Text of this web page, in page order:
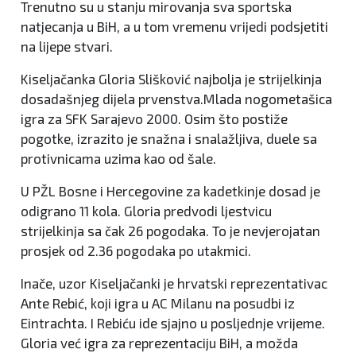
Trenutno su u stanju mirovanja sva sportska
natjecanja u BiH, a u tom vremenu vrijedi podsjetiti
na lijepe stvari.
Kiseljačanka Gloria Slišković najbolja je strijelkinja
dosadašnjeg dijela prvenstva.Mlada nogometašica
igra za SFK Sarajevo 2000. Osim što postiže
pogotke, izrazito je snažna i snalažljiva, duele sa
protivnicama uzima kao od šale.
U PŽL Bosne i Hercegovine za kadetkinje dosad je
odigrano 11 kola. Gloria predvodi ljestvicu
strijelkinja sa čak 26 pogodaka. To je nevjerojatan
prosjek od 2.36 pogodaka po utakmici.
Inače, uzor Kiseljačanki je hrvatski reprezentativac
Ante Rebić, koji igra u AC Milanu na posudbi iz
Eintrachta. I Rebiću ide sjajno u posljednje vrijeme.
Gloria već igra za reprezentaciju BiH, a možda